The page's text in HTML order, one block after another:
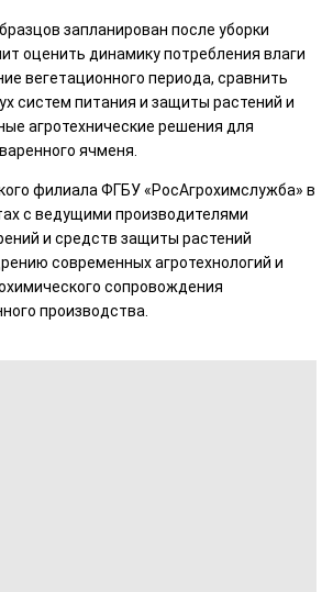
запланирован после уборки
оценить динамику потребления влаги
вегетационного периода, сравнить
систем питания и защиты растений и
агротехнические решения для
ячменя.
филиала ФГБУ «РосАгрохимслужба» в
с ведущими производителями
и средств защиты растений
современных агротехнологий и
сопровождения
производства.